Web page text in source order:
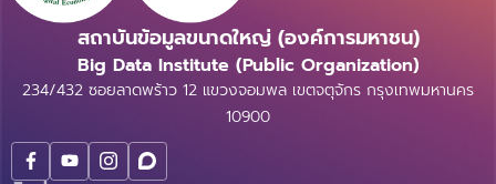
สถาบันข้อมูลขนาดใหญ่ (องค์การมหาชน)
Big Data Institute (Public Organization)
234/432 ซอยลาดพร้าว 12 แขวงจอมพล เขตจตุจักร กรุงเทพมหานคร
10900